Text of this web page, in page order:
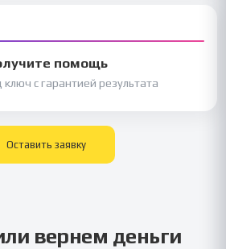
помощь
с гарантией результата
Оставить заявку
вернем деньги